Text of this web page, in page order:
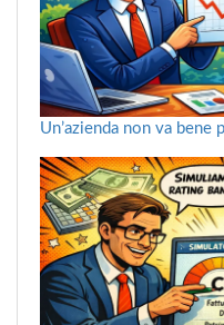
Un’azienda non va bene